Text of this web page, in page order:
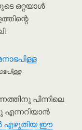
ഒറ്റയാൾ
പിന്നിലെ
എന്നറിയാൻ
എഴുതിയ ഈ